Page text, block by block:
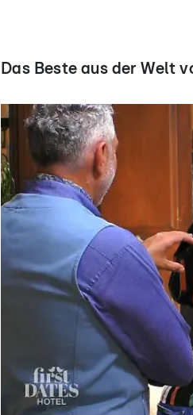
Das Beste aus der Welt